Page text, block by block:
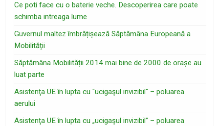
Ce poti face cu o baterie veche. Descoperirea care poate
schimba intreaga lume
Guvernul maltez îmbrățișează Săptămâna Europeană a
Mobilității
Săptămâna Mobilității 2014 mai bine de 2000 de orașe au
luat parte
Asistenţa UE în lupta cu "ucigaşul invizibil" – poluarea
aerului
Asistenţa UE în lupta cu „ucigaşul invizibil” – poluarea